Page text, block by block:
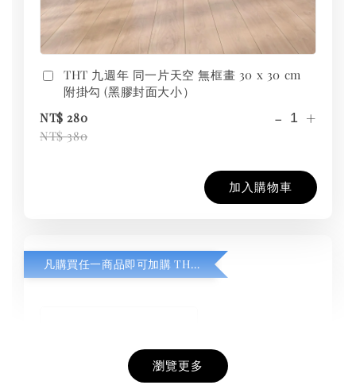
THT 九週年 同一片天空 無框畫 30 x 30 cm
附掛勾 (黑膠封面大小）
NT$ 280
NT$ 380
- +
加入購物車
凡購買任一商品即可加購 THT 九週年紀念 T-shirt
瀏覽更多